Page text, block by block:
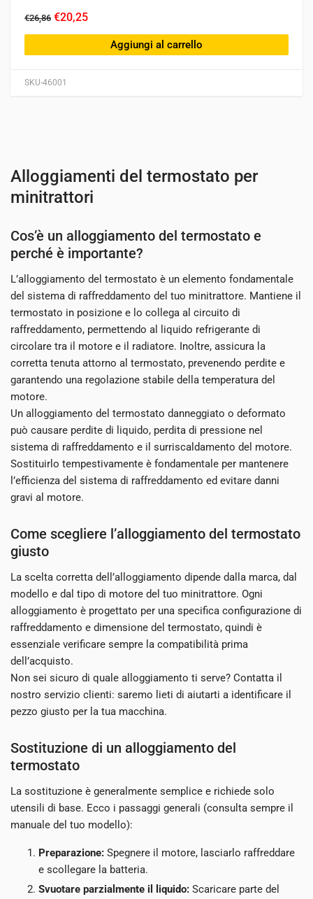
SKU-46001
€26,86 €20,25
Aggiungi al carrello
Alloggiamenti del termostato per
minitrattori
Cos’è un alloggiamento del termostato e
perché è importante?
L’alloggiamento del termostato è un elemento fondamentale
del sistema di raffreddamento del tuo minitrattore. Mantiene il
termostato in posizione e lo collega al circuito di
raffreddamento, permettendo al liquido refrigerante di
circolare tra il motore e il radiatore. Inoltre, assicura la
corretta tenuta attorno al termostato, prevenendo perdite e
garantendo una regolazione stabile della temperatura del
motore.
Un alloggiamento del termostato danneggiato o deformato
può causare perdite di liquido, perdita di pressione nel
sistema di raffreddamento e il surriscaldamento del motore.
Sostituirlo tempestivamente è fondamentale per mantenere
l’efficienza del sistema di raffreddamento ed evitare danni
gravi al motore.
Come scegliere l’alloggiamento del termostato
giusto
La scelta corretta dell’alloggiamento dipende dalla marca, dal
modello e dal tipo di motore del tuo minitrattore. Ogni
alloggiamento è progettato per una specifica configurazione di
raffreddamento e dimensione del termostato, quindi è
essenziale verificare sempre la compatibilità prima
dell’acquisto.
Non sei sicuro di quale alloggiamento ti serve? Contatta il
nostro servizio clienti: saremo lieti di aiutarti a identificare il
pezzo giusto per la tua macchina.
Sostituzione di un alloggiamento del
termostato
La sostituzione è generalmente semplice e richiede solo
utensili di base. Ecco i passaggi generali (consulta sempre il
manuale del tuo modello):
Preparazione: Spegnere il motore, lasciarlo raffreddare
e scollegare la batteria.
Svuotare parzialmente il liquido: Scaricare parte del